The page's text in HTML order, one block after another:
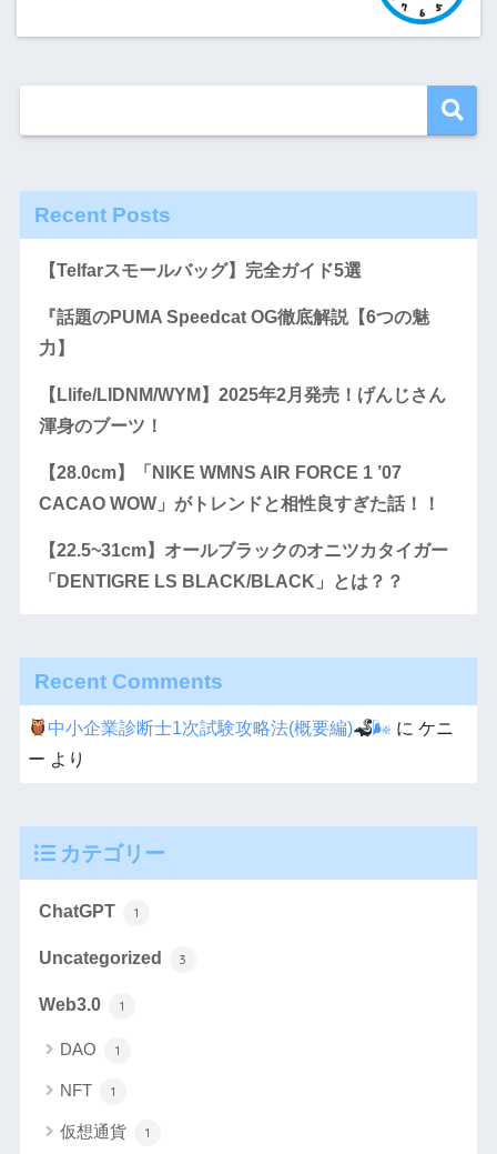
Recent Posts
【Telfarスモールバッグ】完全ガイド5選
『話題のPUMA Speedcat OG徹底解説【6つの魅
力】
【Llife/LIDNM/WYM】2025年2月発売！げんじさん
渾身のブーツ！
【28.0cm】「NIKE WMNS AIR FORCE 1 ’07
CACAO WOW」がトレンドと相性良すぎた話！！
【22.5~31cm】オールブラックのオニツカタイガー
「DENTIGRE LS BLACK/BLACK」とは？？
Recent Comments
中小企業診断士1次試験攻略法(概要編) 🌬 に ケニ
ー より
カテゴリー
ChatGPT 1
Uncategorized 3
Web3.0 1
DAO 1
NFT 1
仮想通貨 1